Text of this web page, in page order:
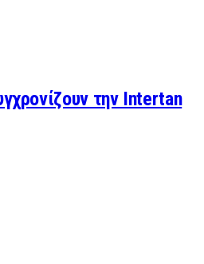
την Intertan